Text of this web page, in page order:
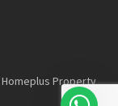
Homeplus Property